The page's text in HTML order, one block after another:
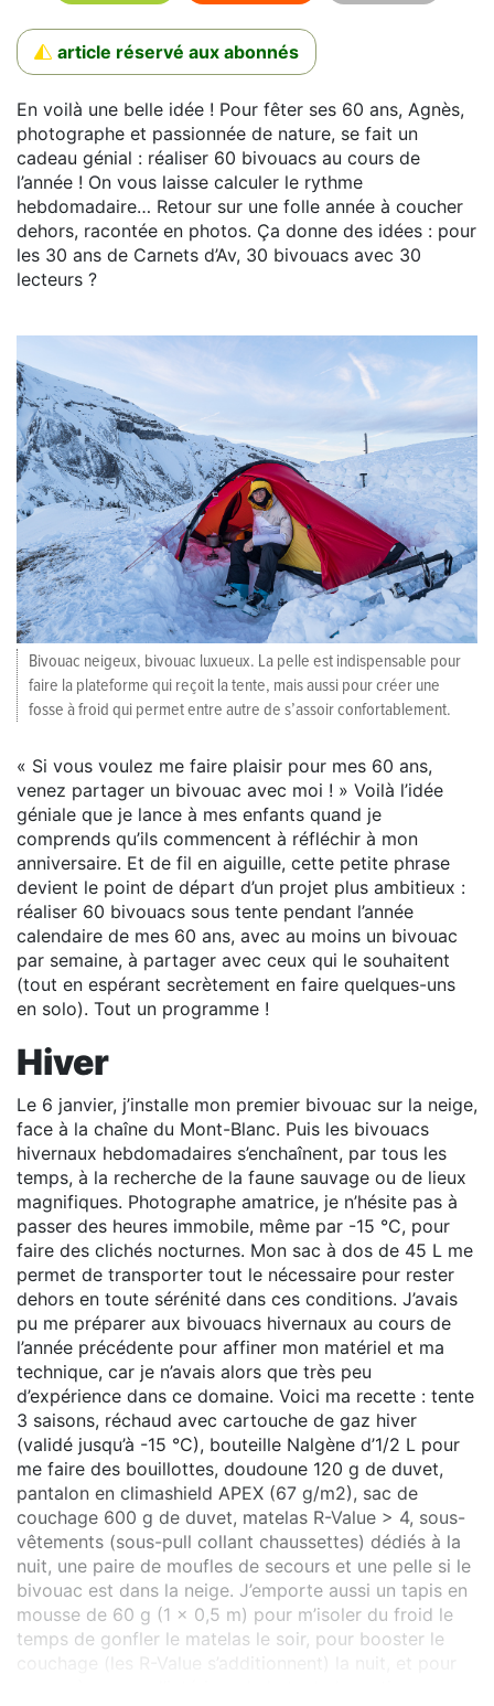
article réservé aux abonnés
En voilà une belle idée ! Pour fêter ses 60 ans, Agnès,
photographe et passionnée de nature, se fait un
cadeau génial : réaliser 60 bivouacs au cours de
l’année ! On vous laisse calculer le rythme
hebdomadaire… Retour sur une folle année à coucher
dehors, racontée en photos. Ça donne des idées : pour
les 30 ans de Carnets d’Av, 30 bivouacs avec 30
lecteurs ?
Bivouac neigeux, bivouac luxueux. La pelle est indispensable pour
faire la plateforme qui reçoit la tente, mais aussi pour créer une
fosse à froid qui permet entre autre de s’assoir confortablement.
« Si vous voulez me faire plaisir pour mes 60 ans,
venez partager un bivouac avec moi ! » Voilà l’idée
géniale que je lance à mes enfants quand je
comprends qu’ils commencent à réfléchir à mon
anniversaire. Et de fil en aiguille, cette petite phrase
devient le point de départ d’un projet plus ambitieux :
réaliser 60 bivouacs sous tente pendant l’année
calendaire de mes 60 ans, avec au moins un bivouac
par semaine, à partager avec ceux qui le souhaitent
(tout en espérant secrètement en faire quelques-uns
en solo). Tout un programme !
Hiver
Le 6 janvier, j’installe mon premier bivouac sur la neige,
face à la chaîne du Mont-Blanc. Puis les bivouacs
hivernaux hebdomadaires s’enchaînent, par tous les
temps, à la recherche de la faune sauvage ou de lieux
magnifiques. Photographe amatrice, je n’hésite pas à
passer des heures immobile, même par -15 °C, pour
faire des clichés nocturnes. Mon sac à dos de 45 L me
permet de transporter tout le nécessaire pour rester
dehors en toute sérénité dans ces conditions. J’avais
pu me préparer aux bivouacs hivernaux au cours de
l’année précédente pour affiner mon matériel et ma
technique, car je n’avais alors que très peu
d’expérience dans ce domaine. Voici ma recette : tente
3 saisons, réchaud avec cartouche de gaz hiver
(validé jusqu’à -15 °C), bouteille Nalgène d’1/2 L pour
me faire des bouillottes, doudoune 120 g de duvet,
pantalon en climashield APEX (67 g/m2), sac de
couchage 600 g de duvet, matelas R-Value > 4, sous-
vêtements (sous-pull collant chaussettes) dédiés à la
nuit, une paire de moufles de secours et une pelle si le
bivouac est dans la neige. J’emporte aussi un tapis en
mousse de 60 g (1 x 0,5 m) pour m’isoler du froid le
temps de gonfler le matelas le soir, pour booster le
couchage (les R-Value s’additionnent) la nuit, et pour